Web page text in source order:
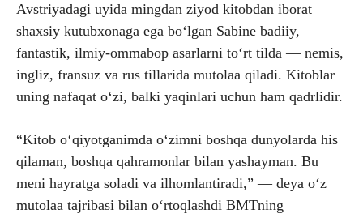
Avstriyadagi uyida mingdan ziyod kitobdan iborat
shaxsiy kutubxonaga ega bo‘lgan Sabine badiiy,
fantastik, ilmiy-ommabop asarlarni to‘rt tilda — nemis,
ingliz, fransuz va rus tillarida mutolaa qiladi. Kitoblar
uning nafaqat o‘zi, balki yaqinlari uchun ham qadrlidir.
“Kitob o‘qiyotganimda o‘zimni boshqa dunyolarda his
qilaman, boshqa qahramonlar bilan yashayman. Bu
meni hayratga soladi va ilhomlantiradi,” — deya o‘z
mutolaa tajribasi bilan o‘rtoqlashdi BMTning